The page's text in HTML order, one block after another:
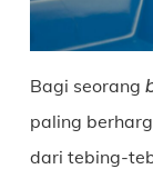
Bagi seorang
paling
dari tebing-